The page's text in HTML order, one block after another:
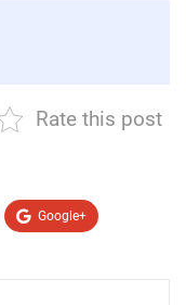
Rate this post
Google+